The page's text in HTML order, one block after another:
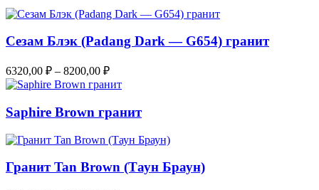
Сезам Блэк (Padang Dark — G654) гранит
6320,00 ₽ – 8200,00 ₽
Saphire Brown гранит
Гранит Tan Brown (Таун Браун)